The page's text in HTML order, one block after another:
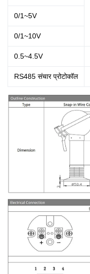
0/1~5V
0/1~10V
0.5~4.5V
RS485 संचार प्रोटोकॉल